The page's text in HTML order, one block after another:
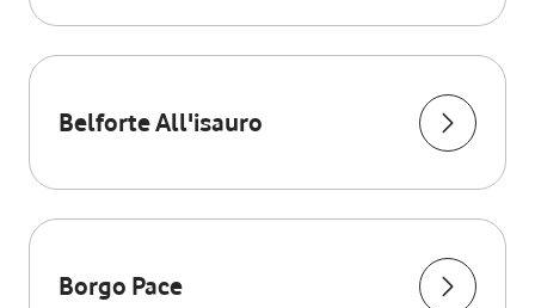
Belforte All'isauro
Borgo Pace